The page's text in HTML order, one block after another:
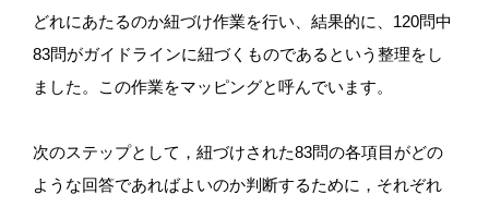
どれにあたるのか紐づけ作業を行い、結果的に、120問中
83問がガイドラインに紐づくものであるという整理をし
ました。この作業をマッピングと呼んでいます。
次のステップとして，紐づけされた83問の各項目がどの
ような回答であればよいのか判断するために，それぞれ